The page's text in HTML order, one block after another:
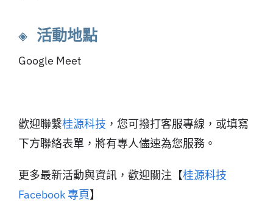
◈ 活動地點
Google Meet
歡迎聯繫桂源科技 ，您可撥打客服專線，或填寫
下方聯絡表單，將有專人儘速為您服務。
更多最新活動與資訊，歡迎關注【桂源科技
Facebook 專頁】